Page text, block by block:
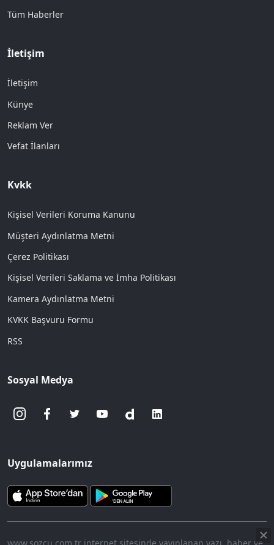
Tüm Haberler
İletişim
İletişim
Künye
Reklam Ver
Vefat İlanları
Kvkk
Kişisel Verileri Koruma Kanunu
Müşteri Aydınlatma Metni
Çerez Politikası
Kişisel Verileri Saklama ve İmha Politikası
Kamera Aydınlatma Metni
KVKK Başvuru Formu
RSS
Sosyal Medya
Uygulamalarımız
www.sozcu.com.tr internet sitesinde yayınlanan yazı, haber ve